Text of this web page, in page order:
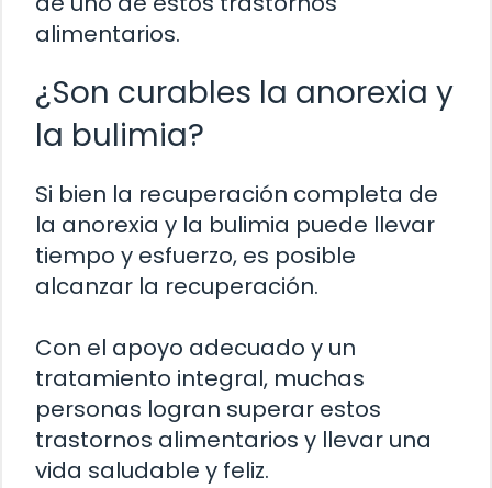
alimentarios.
¿Son curables la anorexia y
la bulimia?
Si bien la recuperación completa de
la anorexia y la bulimia puede llevar
tiempo y esfuerzo, es posible
alcanzar la recuperación.
Con el apoyo adecuado y un
tratamiento integral, muchas
personas logran superar estos
trastornos alimentarios y llevar una
vida saludable y feliz.